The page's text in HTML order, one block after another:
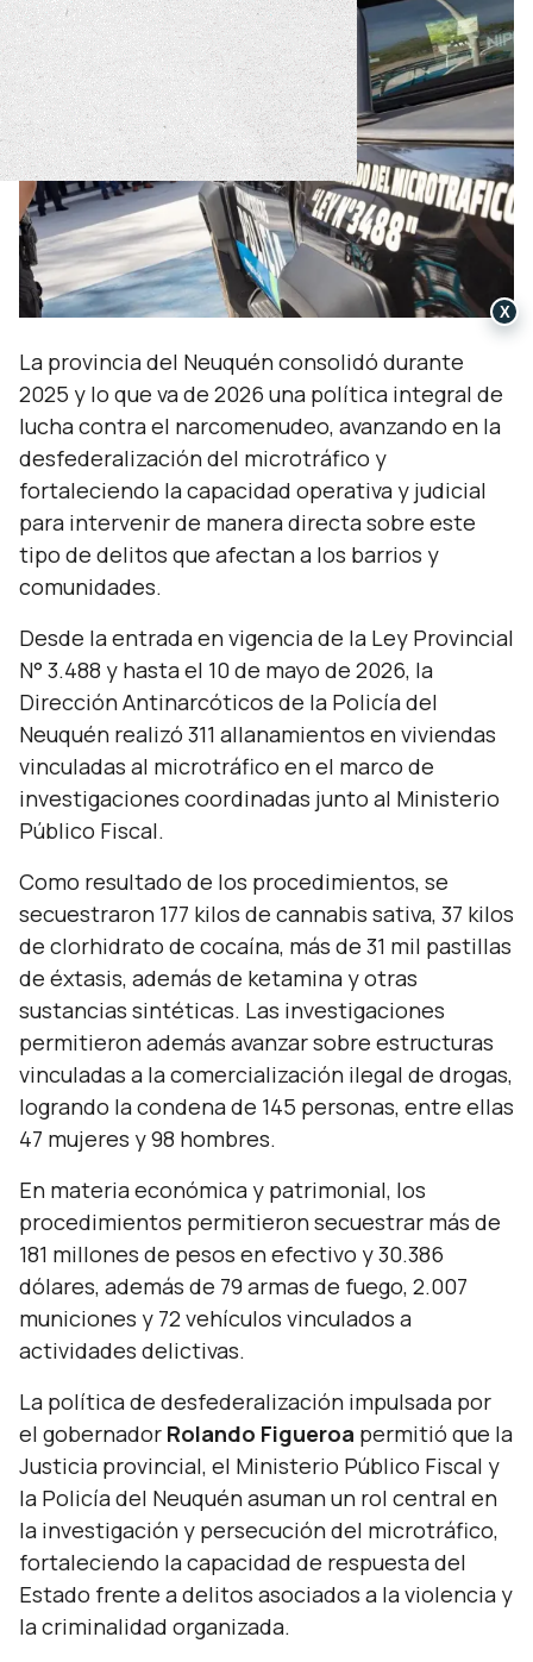
La provincia del Neuquén consolidó durante
2025 y lo que va de 2026 una política integral de
lucha contra el narcomenudeo, avanzando en la
desfederalización del microtráfico y
fortaleciendo la capacidad operativa y judicial
para intervenir de manera directa sobre este
tipo de delitos que afectan a los barrios y
comunidades.
Desde la entrada en vigencia de la Ley Provincial
N° 3.488 y hasta el 10 de mayo de 2026, la
Dirección Antinarcóticos de la Policía del
Neuquén realizó 311 allanamientos en viviendas
vinculadas al microtráfico en el marco de
investigaciones coordinadas junto al Ministerio
Público Fiscal.
Como resultado de los procedimientos, se
secuestraron 177 kilos de cannabis sativa, 37 kilos
de clorhidrato de cocaína, más de 31 mil pastillas
de éxtasis, además de ketamina y otras
sustancias sintéticas. Las investigaciones
permitieron además avanzar sobre estructuras
vinculadas a la comercialización ilegal de drogas,
logrando la condena de 145 personas, entre ellas
47 mujeres y 98 hombres.
En materia económica y patrimonial, los
procedimientos permitieron secuestrar más de
181 millones de pesos en efectivo y 30.386
dólares, además de 79 armas de fuego, 2.007
municiones y 72 vehículos vinculados a
actividades delictivas.
La política de desfederalización impulsada por
el gobernador Rolando Figueroa permitió que la
Justicia provincial, el Ministerio Público Fiscal y
la Policía del Neuquén asuman un rol central en
la investigación y persecución del microtráfico,
fortaleciendo la capacidad de respuesta del
Estado frente a delitos asociados a la violencia y
la criminalidad organizada.
X